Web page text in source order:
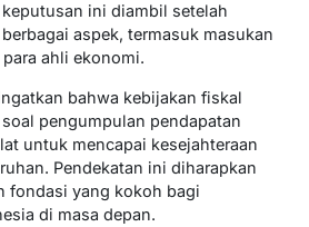
ini diambil setelah
aspek, termasuk masukan
ahli ekonomi.
bahwa kebijakan fiskal
pengumpulan pendapatan
untuk mencapai kesejahteraan
Pendekatan ini diharapkan
fondasi yang kokoh bagi
di masa depan.